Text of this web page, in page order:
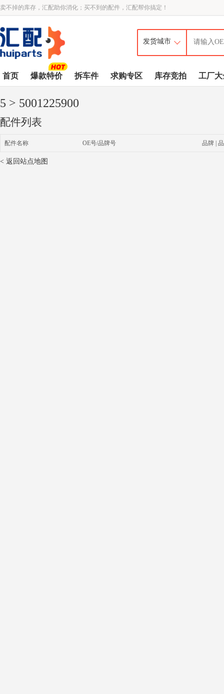
卖不掉的库存，汇配助你消化；买不到的配件，汇配帮你搞定！
首页 爆款特价 拆车件 求购专区 库存竞拍 工厂大
5 > 5001225900
配件列表
配件名称 OE号/品牌号 品牌 |
< 返回站点地图